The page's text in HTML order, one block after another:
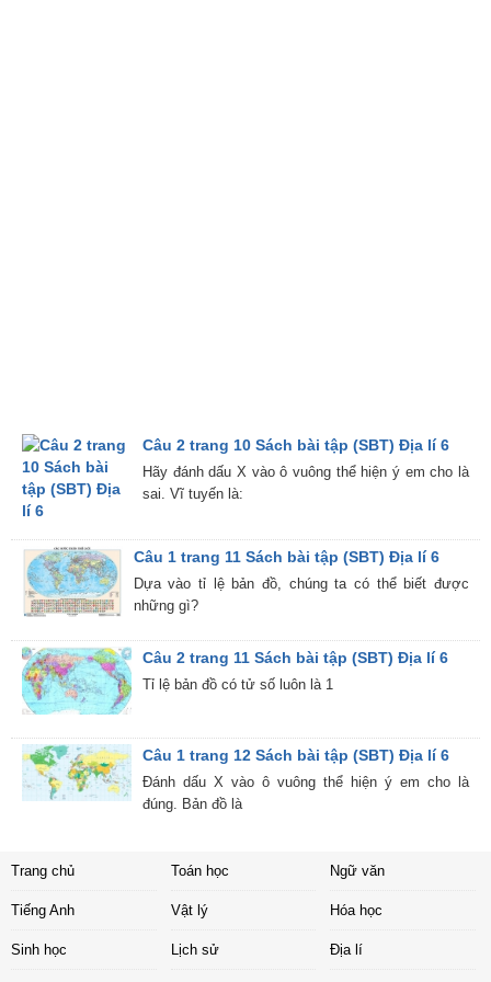
Câu 2 trang 10 Sách bài tập (SBT) Địa lí 6
Hãy đánh dấu X vào ô vuông thể hiện ý em cho là
sai. Vĩ tuyến là:
Câu 1 trang 11 Sách bài tập (SBT) Địa lí 6
Dựa vào tỉ lệ bản đồ, chúng ta có thể biết được
những gì?
Câu 2 trang 11 Sách bài tập (SBT) Địa lí 6
Tỉ lệ bản đồ có tử số luôn là 1
Câu 1 trang 12 Sách bài tập (SBT) Địa lí 6
Đánh dấu X vào ô vuông thể hiện ý em cho là
đúng. Bản đồ là
Trang chủ Toán học Ngữ văn
Tiếng Anh Vật lý Hóa học
Sinh học Lịch sử Địa lí